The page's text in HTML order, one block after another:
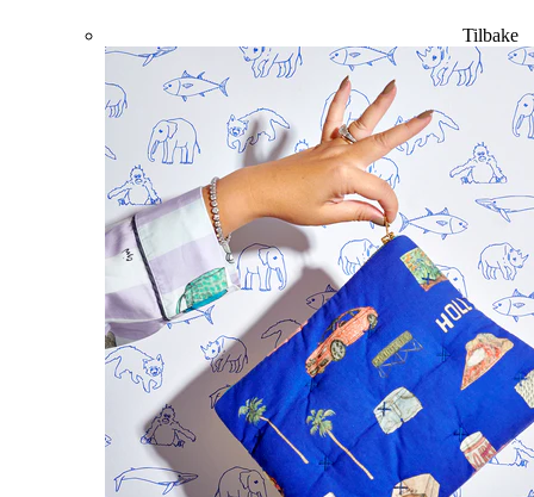
Tilbake